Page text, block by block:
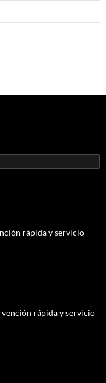
rápida y servicio
rápida y servicio